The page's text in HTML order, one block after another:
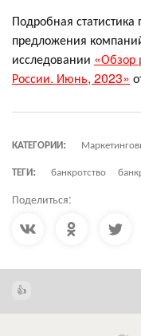
Подробная
предложения
исследовании «Обзор
России. Июнь, 2023»
КАТЕГОРИИ:
ТЕГИ:
банкротство
Поделиться: